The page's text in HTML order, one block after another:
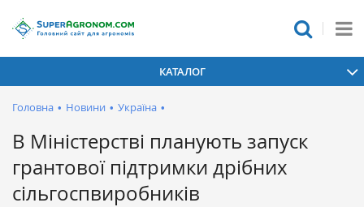
КАТАЛОГ
Головна • Новини • Україна •
В Міністерстві планують запуск
грантової підтримки дрібних
сільгоспвиробників